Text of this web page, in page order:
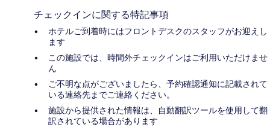
チェックインに関する特記事項
ホテルご到着時にはフロントデスクのスタッフがお迎えし
ます
この施設では、時間外チェックインはご利用いただけませ
ん
ご不明な点がございましたら、予約確認通知に記載されて
いる連絡先までご連絡ください。
施設から提供された情報は、自動翻訳ツールを使用して翻
訳されている場合があります